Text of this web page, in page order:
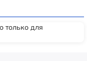
только для